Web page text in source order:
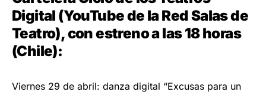
Digital (YouTube de la Red Salas de
Teatro), con estreno a las 18 horas
(Chile):
Viernes 29 de abril: danza digital “Excusas para un